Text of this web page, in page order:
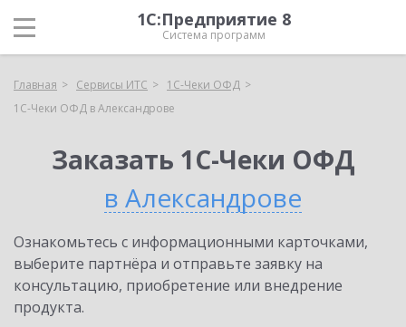
1С:Предприятие 8
Система программ
Главная Сервисы ИТС
1С-Чеки ОФД
1С-Чеки ОФД в Александрове
Заказать 1С-Чеки ОФД
в Александрове
Ознакомьтесь с информационными карточками,
выберите партнёра и отправьте заявку на
консультацию, приобретение или внедрение
продукта.